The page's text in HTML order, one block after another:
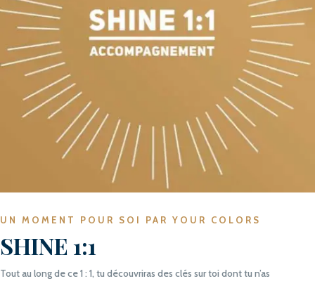
UN MOMENT POUR SOI PAR YOUR COLORS
SHINE 1:1
Tout au long de ce 1 : 1, tu découvriras des clés sur toi dont tu n’as